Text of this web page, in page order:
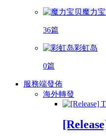
魔力
36篇
彩虹岛
0篇
服務端發佈
海外轉發